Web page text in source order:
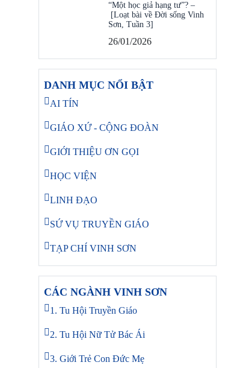
“Một học giả hạng tư”? –
[Loạt bài về Đời sống Vinh
Sơn, Tuần 3]
26/01/2026
DANH MỤC NỔI BẬT
AI TÍN
GIÁO XỨ - CỘNG ĐOÀN
GIỚI THIỆU ƠN GỌI
HỌC VIỆN
LINH ĐẠO
SỨ VỤ TRUYỀN GIÁO
TẠP CHÍ VINH SƠN
CÁC NGÀNH VINH SƠN
1. Tu Hội Truyền Giáo
2. Tu Hội Nữ Tử Bác Ái
3. Giới Trẻ Con Đức Mẹ